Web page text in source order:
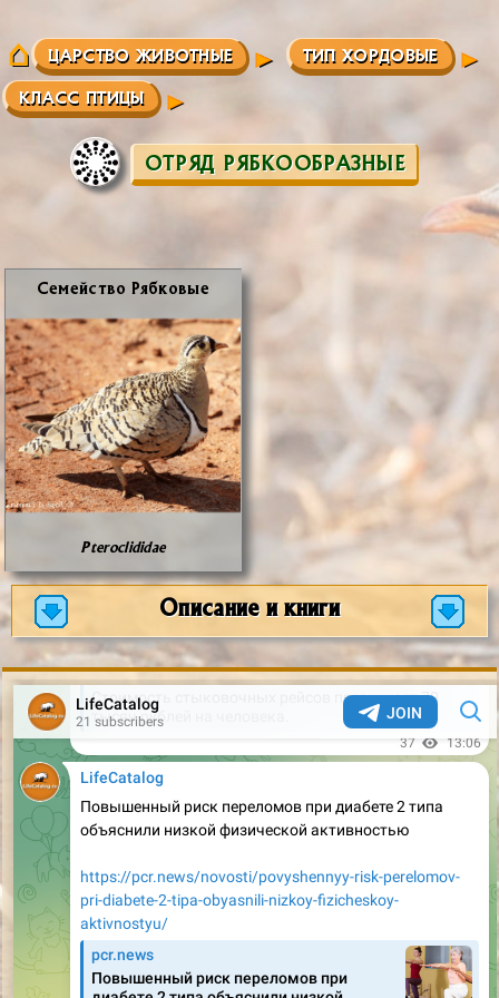
ЦАРСТВО ЖИВОТНЫЕ ТИП ХОРДОВЫЕ
КЛАСС ПТИЦЫ
ОТРЯД РЯБКООБРАЗНЫЕ
Се­мей­ство Ряб­ко­вые
Pteroclididae
Описание и книги